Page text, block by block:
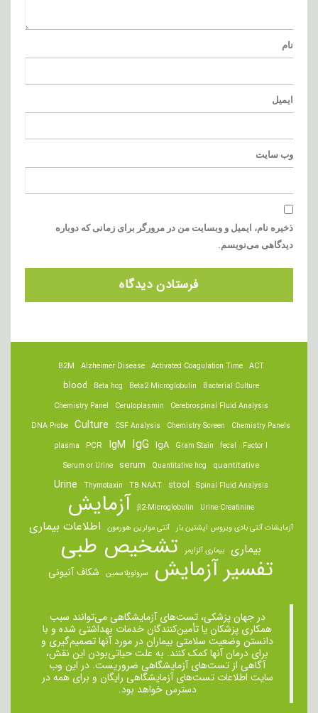
نام
ایمیل
وب‌ سایت
ذخیره نام، ایمیل و وبسایت من در مرورگر برای زمانی که دوباره
دیدگاهی می‌نویسم.
ACT
Activated Coagulation Time
Alzheimer Disease
B2M
Bacterial Culture
Beta2 Microglobulin
Beta hcg
blood
Cerebrospinal Fluid Analysis
Ceruloplasmin
Chemistry Panel
Chemistry Panels
Chemistry Screen
CSF Analysis
Culture
DNA Probe
Factor I
fecal
Gram Stain
IgA
IgG
IgM
PCR
plasma
quantitative
Quantitative hcg
serum
Serum or Urine
Spinal Fluid Analysis
stool
TB NAAT
Thymotaxin
Urine
Urine Creatinine
β2-Microglobulin آزمایش
آزمایشات آنتی بادی ویروس اپشتین بار آنتی مولرین هورمون اطلاعات بیماری
بیماری بیماری آلزایمر تشخیص طبی
تفسیر آزمایش سرولوپلاسمین شکاف آنیونی
در جهان پزشکی، تست‌های آزمایشگاهی می‌توانند سبب
همکاری پزشکان یا تأمین‌کنندگان خدمات بهداشتی شده و با
دانستن وضعیت سلامتی بیماران در مورد آنها تصمیم‌گیری و
برای درمان ‌آنها کمک کنند. به علت حیاتی‌بودن این نقش،
آگاهی از تست‌های آزمایشگاهی ضروریست. در این وب
سایت اطلاعات تست‌های آزمایشگاهی رایگان و برای همه در
دسترس خواهد بود.